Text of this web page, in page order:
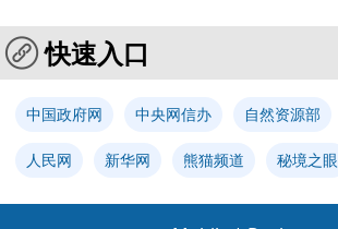
快速入口
中国政府网 中央网信办 自然资源部
人民网 新华网 熊猫频道 秘境之眼